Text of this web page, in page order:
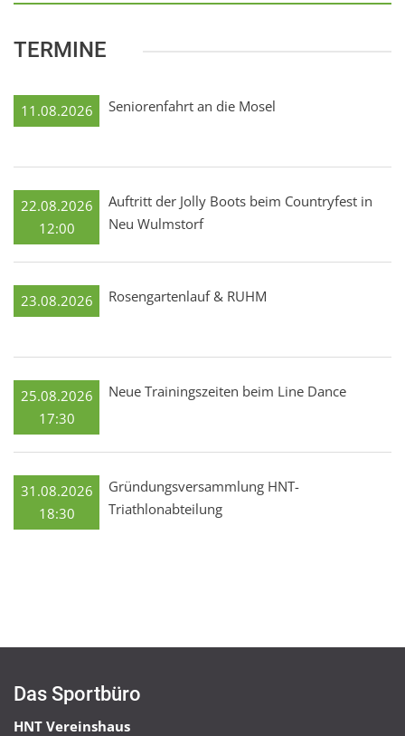
TERMINE
11.08.2026 Seniorenfahrt an die Mosel
22.08.2026
12:00
Auftritt der Jolly Boots beim Countryfest in
Neu Wulmstorf
23.08.2026 Rosengartenlauf & RUHM
25.08.2026
17:30
Neue Trainingszeiten beim Line Dance
31.08.2026
18:30
Gründungsversammlung HNT-
Triathlonabteilung
Das Sportbüro
HNT Vereinshaus